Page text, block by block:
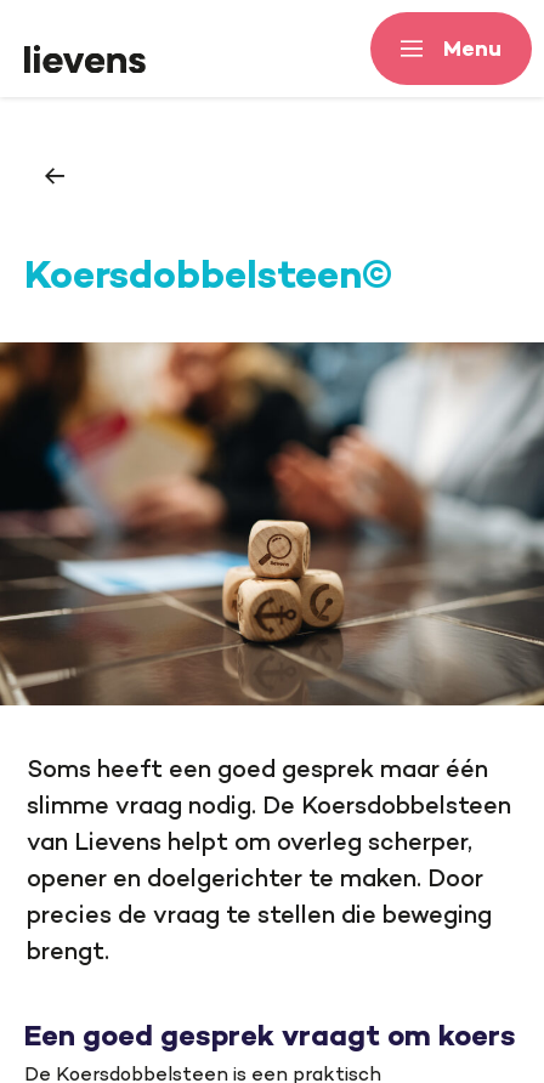
Menu
Menu
Koersdobbelsteen©
Soms heeft een goed gesprek maar één
slimme vraag nodig. De Koersdobbelsteen
van Lievens helpt om overleg scherper,
opener en doelgerichter te maken. Door
precies de vraag te stellen die beweging
brengt.
Een goed gesprek vraagt om koers
De Koersdobbelsteen is een praktisch